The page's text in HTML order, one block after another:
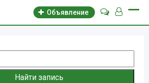
Объявление